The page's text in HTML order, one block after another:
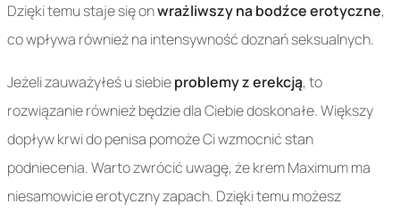
Dzięki temu staje się onwrażliwszy na bodźce erotyczne,
co wpływa również na intensywność doznań seksualnych.
Jeżeli zauważyłeś u siebieproblemy z erekcją, to
rozwiązanie również będzie dla Ciebie doskonałe. Większy
dopływ krwi do penisa pomoże Ci wzmocnić stan
podniecenia. Warto zwrócić uwagę, że krem Maximum ma
niesamowicie erotyczny zapach. Dzięki temu możesz